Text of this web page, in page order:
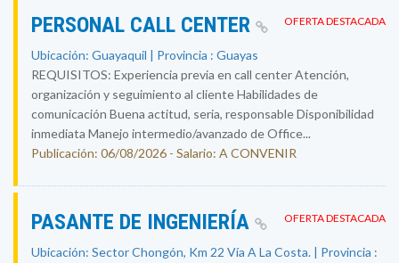
OFERTA DESTACADA
PERSONAL CALL CENTER
Ubicación: Guayaquil | Provincia : Guayas
REQUISITOS: Experiencia previa en call center Atención,
organización y seguimiento al cliente Habilidades de
comunicación Buena actitud, seria, responsable Disponibilidad
inmediata Manejo intermedio/avanzado de Office...
Publicación: 06/08/2026 - Salario: A CONVENIR
OFERTA DESTACADA
PASANTE DE INGENIERÍA
Ubicación: Sector Chongón, Km 22 Vía A La Costa. | Provincia :